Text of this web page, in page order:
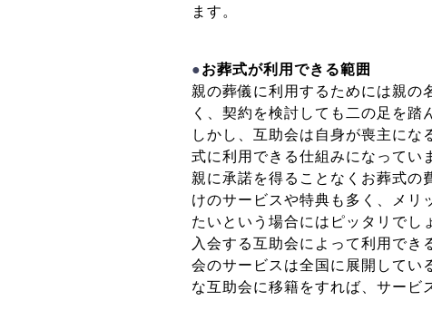
ます。
●お葬式が利用できる範囲
親の葬儀に利用するためには親の
く、契約を検討しても二の足を踏
しかし、互助会は自身が喪主に
式に利用できる仕組みになってい
親に承諾を得ることなくお葬式の
けのサービスや特典も多く、メリ
たいという場合にはピッタリでし
入会する互助会によって利用でき
会のサービスは全国に展開してい
な互助会に移籍をすれば、サービ